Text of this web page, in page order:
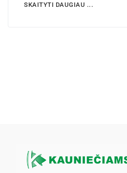
SKAITYTI DAUGIAU ...